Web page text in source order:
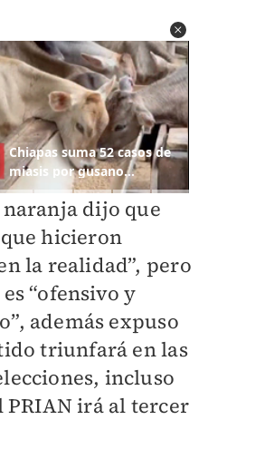
dijo que
hicieron
la realidad”, pero
“ofensivo y
además expuso
triunfará en las
incluso
PRIAN irá al tercer